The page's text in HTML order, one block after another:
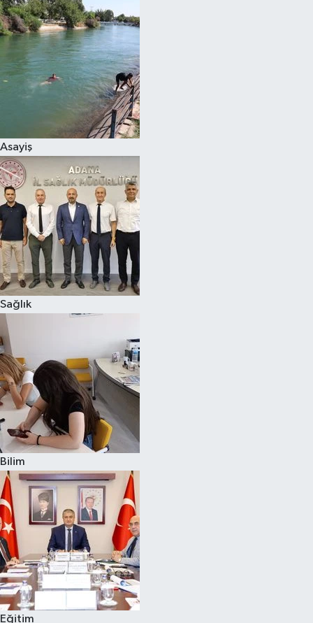
Asayiş
Sağlık
Bilim
Eğitim